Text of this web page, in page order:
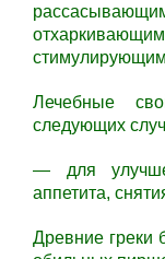
Лечебные
следующих
— для
аппетита,
Древние греки